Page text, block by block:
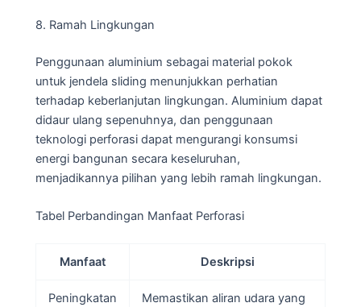
8. Ramah Lingkungan
Penggunaan aluminium sebagai material pokok
untuk jendela sliding menunjukkan perhatian
terhadap keberlanjutan lingkungan. Aluminium dapat
didaur ulang sepenuhnya, dan penggunaan
teknologi perforasi dapat mengurangi konsumsi
energi bangunan secara keseluruhan,
menjadikannya pilihan yang lebih ramah lingkungan.
Tabel Perbandingan Manfaat Perforasi
Manfaat Deskripsi
Peningkatan
Memastikan aliran udara yang